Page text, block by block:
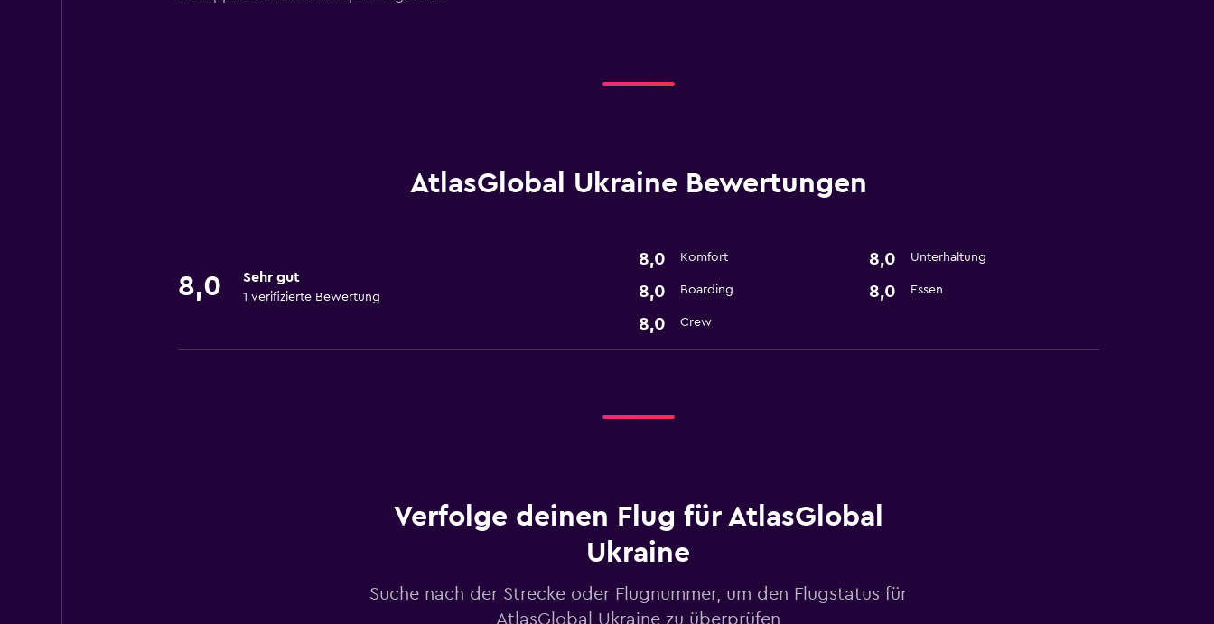
AtlasGlobal Ukraine Bewertungen
8,0 Sehr gut
1 verifizierte Bewertung
8,0 Komfort 8,0 Unterhaltung
8,0 Boarding 8,0 Essen
8,0 Crew
Verfolge deinen Flug für AtlasGlobal
Ukraine
Suche nach der Strecke oder Flugnummer, um den Flugstatus für
AtlasGlobal Ukraine zu überprüfen